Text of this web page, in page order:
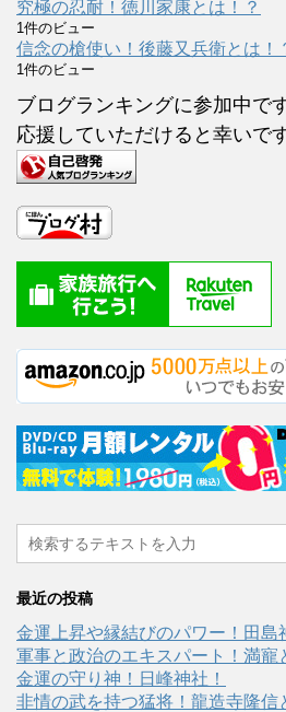
究極の忍耐！徳川家康とは！？
1件のビュー
信念の槍使い！後藤又兵衛とは！
1件のビュー
ブログランキングに参加中で
応援していただけると幸いで
最近の投稿
金運上昇や縁結びのパワー！田島
軍事と政治のエキスパート！満寵
金運の守り神！日峰神社！
非情の武を持つ猛将！龍造寺隆信